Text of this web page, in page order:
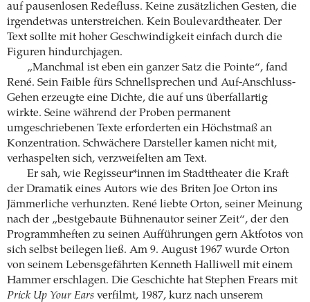
auf pausenlosen Redefluss. Keine zusätzlichen Gesten, die
irgendetwas unterstreichen. Kein Boulevardtheater. Der
Text sollte mit hoher Geschwindigkeit einfach durch die
Figuren hindurchjagen.
„Manchmal ist eben ein ganzer Satz die Pointe“, fand
René. Sein Faible fürs Schnellsprechen und Auf-Anschluss-
Gehen erzeugte eine Dichte, die auf uns überfallartig
wirkte. Seine während der Proben permanent
umgeschriebenen Texte erforderten ein Höchstmaß an
Konzentration. Schwächere Darsteller kamen nicht mit,
verhaspelten sich, verzweifelten am Text.
Er sah, wie Regisseur*innen im Stadttheater die Kraft
der Dramatik eines Autors wie des Briten Joe Orton ins
Jämmerliche verhunzten. René liebte Orton, seiner Meinung
nach der „bestgebaute Bühnenautor seiner Zeit“, der den
Programmheften zu seinen Aufführungen gern Aktfotos von
sich selbst beilegen ließ. Am 9. August 1967 wurde Orton
von seinem Lebensgefährten Kenneth Halliwell mit einem
Hammer erschlagen. Die Geschichte hat Stephen Frears mit
Prick Up Your Ears verfilmt, 1987, kurz nach unserem